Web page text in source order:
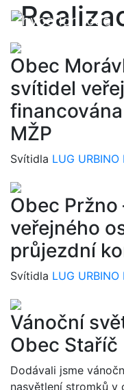
Obec
svítidel
MŽP
Svítidla LUG URBINO
Obec
veřejného
průjezdní
Svítidla LUG URBINO
Vánoční
Obec Staříč
Dodávali jsme
nasvětlení stromků v